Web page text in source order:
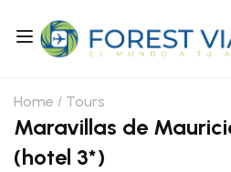
Home Tours
Maravillas de
(hotel 3*)